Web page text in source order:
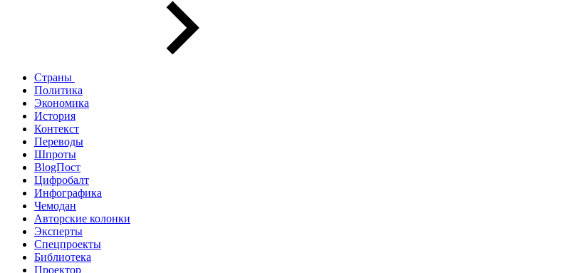
Страны
Политика
Экономика
История
Контекст
Переводы
Шпроты
BlogПост
Цифробалт
Инфографика
Чемодан
Авторские колонки
Эксперты
Спецпроекты
Библиотека
Проектор